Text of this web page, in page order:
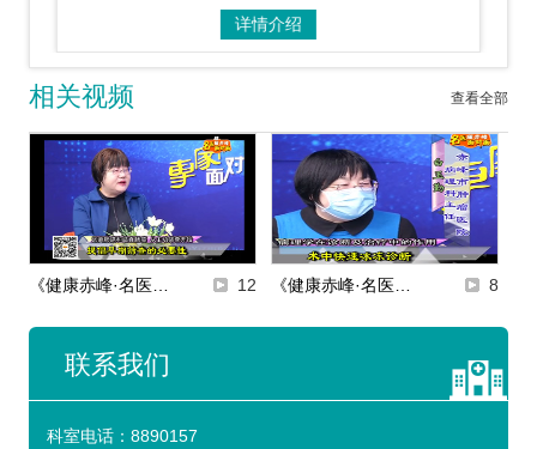
详情介绍
查看全部
相关视频
《健康赤峰·名医… 12 《健康赤峰·名医… 8
联系我们
科室电话： 8890157